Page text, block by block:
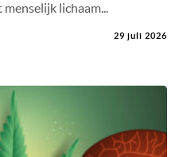
lichaam...
29 juli 2026